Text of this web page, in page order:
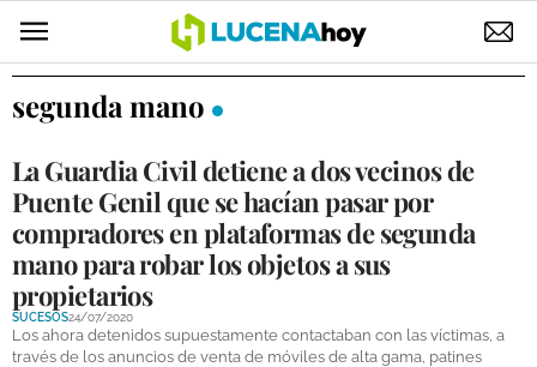
ELECCIONES
SUCESOS
ECONOMÍA
DESARROLLO LOCAL
segunda mano
La Guardia Civil detiene a dos vecinos de
Puente Genil que se hacían pasar por
compradores en plataformas de segunda
mano para robar los objetos a sus
propietarios
SUCESOS24/07/2020
Los ahora detenidos supuestamente contactaban con las víctimas, a
través de los anuncios de venta de móviles de alta gama, patines